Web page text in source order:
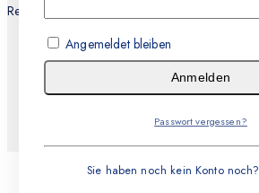
Recklinghausen
E-mail Angemeldet bleiben
Anmelden
Passwort vergessen?
Sie haben noch kein Konto noch?